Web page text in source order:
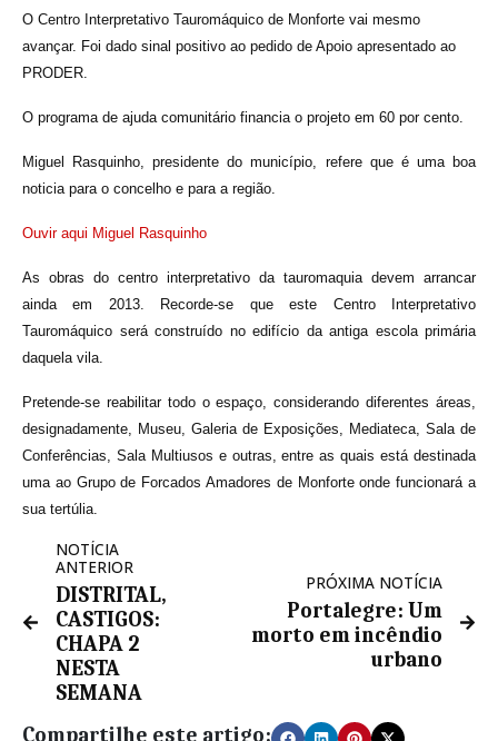
O Centro Interpretativo Tauromáquico de Monforte vai mesmo
avançar. Foi dado sinal positivo ao pedido de Apoio apresentado ao
PRODER.
O programa de ajuda comunitário financia o projeto em 60 por cento.
Miguel Rasquinho, presidente do município, refere que é uma boa
noticia para o concelho e para a região.
Ouvir aqui Miguel Rasquinho
As obras do centro interpretativo da tauromaquia devem arrancar
ainda em 2013. Recorde-se que este Centro Interpretativo
Tauromáquico será construído no edifício da antiga escola primária
daquela vila.
Pretende-se reabilitar todo o espaço, considerando diferentes áreas,
designadamente, Museu, Galeria de Exposições, Mediateca, Sala de
Conferências, Sala Multiusos e outras, entre as quais está destinada
uma ao Grupo de Forcados Amadores de Monforte onde funcionará a
sua tertúlia.
NOTÍCIA
ANTERIOR
DISTRITAL,
CASTIGOS:
CHAPA 2
NESTA
SEMANA
PRÓXIMA NOTÍCIA
Portalegre: Um
morto em incêndio
urbano
Compartilhe este artigo: